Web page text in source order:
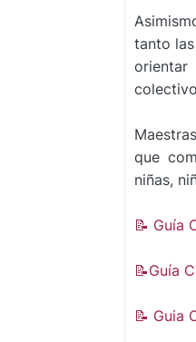
tanto
que
niñas,
📝 Guía
📝Guía
📝 Guia